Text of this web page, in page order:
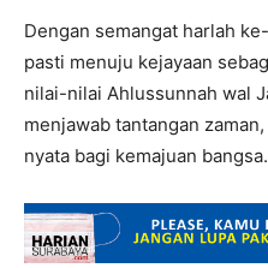
Dengan semangat harlah
pasti menuju kejayaan
nilai-nilai Ahlussunnah wal
menjawab tantangan
nyata bagi kemajuan